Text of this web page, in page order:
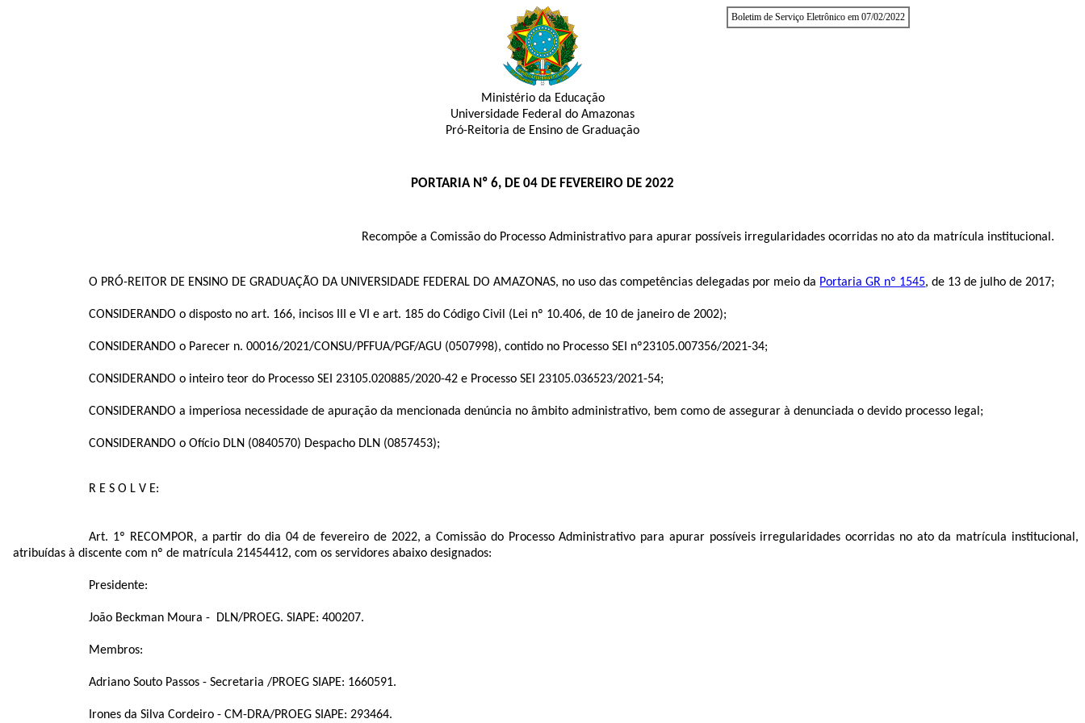
Boletim de Serviço Eletrônico em 07/02/2022
Ministério da Educação
Universidade Federal do Amazonas
Pró-Reitoria de Ensino de Graduação
PORTARIA Nº 6, DE 04 DE FEVEREIRO DE 2022
Recompõe a Comissão do Processo Administrativo para apurar possíveis irregularidades ocorridas no ato da matrícula institucional.
O PRÓ-REITOR DE ENSINO DE GRADUAÇÃO DA UNIVERSIDADE FEDERAL DO AMAZONAS, no uso das competências delegadas por meio da Portaria GR nº 1545, de 13 de julho de 2017;
CONSIDERANDO o disposto no art. 166, incisos III e VI e art. 185 do Código Civil (Lei nº 10.406, de 10 de janeiro de 2002);
CONSIDERANDO o Parecer n. 00016/2021/CONSU/PFFUA/PGF/AGU (0507998), contido no Processo SEI nº23105.007356/2021-34;
CONSIDERANDO o inteiro teor do Processo SEI23105.020885/2020-42 e Processo SEI23105.036523/2021-54;
CONSIDERANDO a imperiosa necessidade de apuração da mencionada denúncia no âmbito administrativo, bem como de assegurar à denunciada o devido processo legal;
CONSIDERANDO o Ofício DLN (0840570) Despacho DLN (0857453);
R E S O L V E:
Art. 1º RECOMPOR, a partir do dia 04 de fevereiro de 2022, a Comissão do Processo Administrativo para apurar possíveis irregularidades ocorridas no ato da matrícula institucional,
atribuídas à discente com nº de matrícula 21454412, com os servidores abaixo designados:
Presidente:
João Beckman Moura - DLN/PROEG. SIAPE: 400207.
Membros:
Adriano Souto Passos - Secretaria /PROEG SIAPE: 1660591.
Irones da Silva Cordeiro - CM-DRA/PROEG SIAPE: 293464.